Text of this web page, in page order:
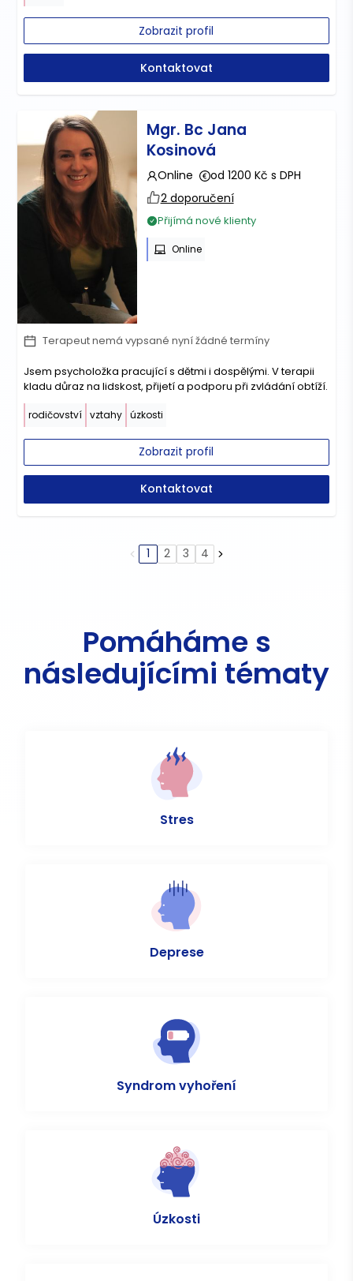
Zobrazit profil
Kontaktovat
Mgr. Bc Jana
Kosinová
Online
od 1200 Kč s DPH
2 doporučení
Přijímá nové klienty
Online
Terapeut nemá vypsané nyní žádné termíny
Jsem psycholožka pracující s dětmi i dospělými. V terapii
kladu důraz na lidskost, přijetí a podporu při zvládání obtíží.
rodičovství vztahy úzkosti
Zobrazit profil
Kontaktovat
1 2 3 4
Pomáháme s
následujícími tématy
Stres
Deprese
Syndrom vyhoření
Úzkosti